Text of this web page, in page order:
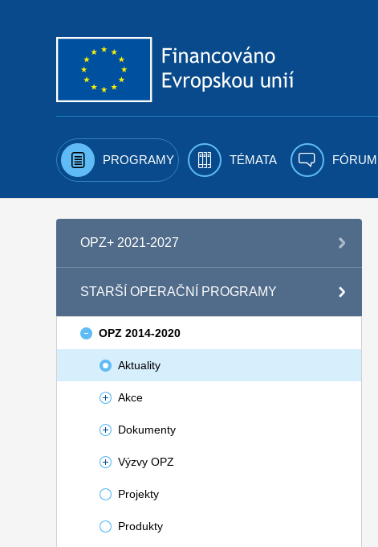
PROGRAMY TÉMATA FÓRUM
OPZ+ 2021-2027
STARŠÍ OPERAČNÍ PROGRAMY
OPZ 2014-2020
Aktuality
Akce
Dokumenty
Výzvy OPZ
Projekty
Produkty